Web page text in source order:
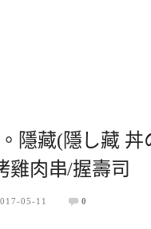
隱藏(隱し藏
雞肉串/握壽司
05-11 0